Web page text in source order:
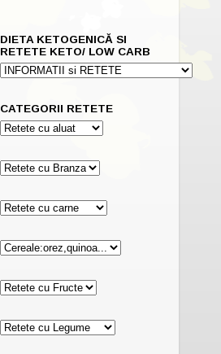
DIETA KETOGENICĂ SI
RETETE KETO/ LOW CARB
CATEGORII RETETE